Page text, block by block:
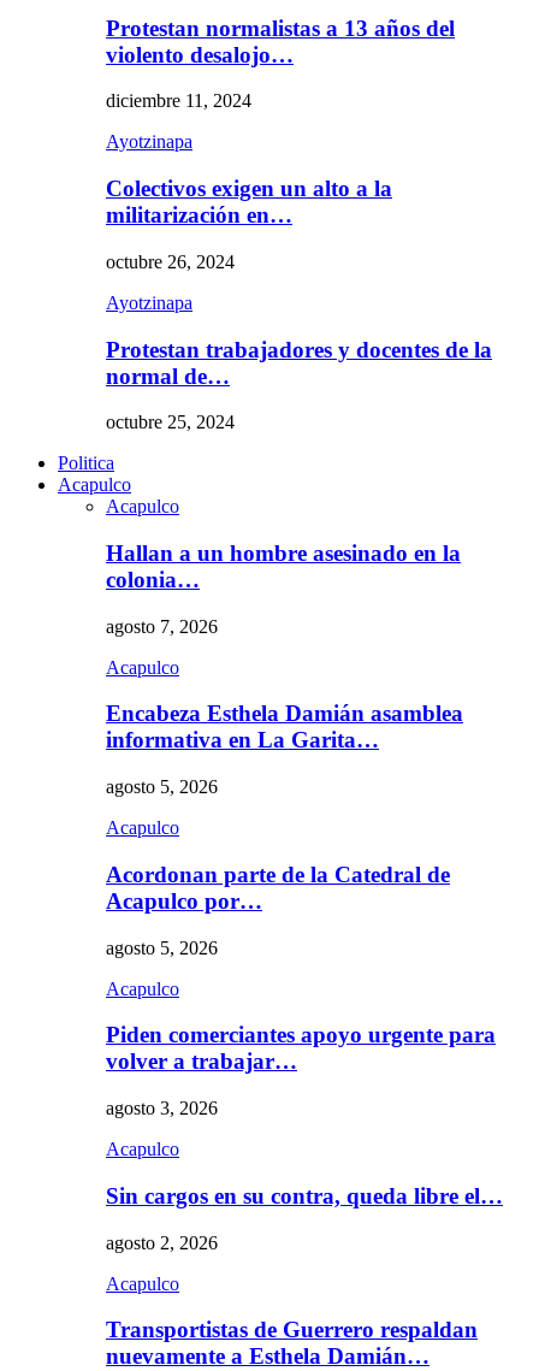
Protestan normalistas a 13 años del
violento desalojo…
diciembre 11, 2024
Ayotzinapa
Colectivos exigen un alto a la
militarización en…
octubre 26, 2024
Ayotzinapa
Protestan trabajadores y docentes de la
normal de…
octubre 25, 2024
Politica
Acapulco
Acapulco
Hallan a un hombre asesinado en la
colonia…
agosto 7, 2026
Acapulco
Encabeza Esthela Damián asamblea
informativa en La Garita…
agosto 5, 2026
Acapulco
Acordonan parte de la Catedral de
Acapulco por…
agosto 5, 2026
Acapulco
Piden comerciantes apoyo urgente para
volver a trabajar…
agosto 3, 2026
Acapulco
Sin cargos en su contra, queda libre el…
agosto 2, 2026
Acapulco
Transportistas de Guerrero respaldan
nuevamente a Esthela Damián…